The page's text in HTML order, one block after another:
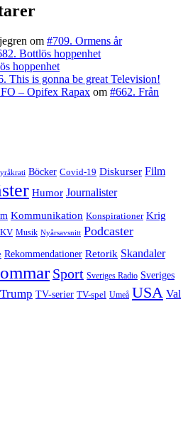
om #709. Ormens år
Bottlös hoppenhet
hoppenhet
This is gonna be great Television!
– Opifex Rapax om #662. Från
Böcker Covid-19 Diskurser Film
Humor Journalister
Kommunikation Konspirationer Krig
Musik Nyårsavsnitt Podcaster
Rekommendationer Retorik Skandaler
Sport Sveriges Radio Sveriges
Trump TV-serier TV-spel Umeå USA Val